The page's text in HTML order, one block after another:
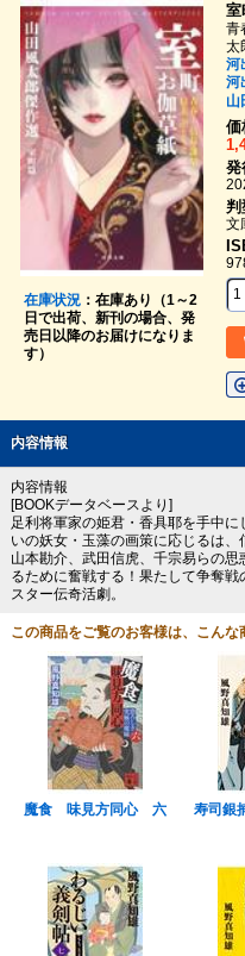
在庫状況：在庫あり（1～2
日で出荷、新刊の場合、発
売日以降のお届けになりま
す）
室
青
太
河
河
山
価
発
判
文
内容情報
内容情報
[BOOKデータベースより]
足利将軍家の姫君・香具耶を手中
いの妖女・玉藻の画策に応じるは、
山本勘介、武田信虎、千宗易らの
るために奮戦する！果たして争奪
スター伝奇活劇。
この商品をご覧のお客様は、こんな
魔食 味見方同心 六
寿司銀